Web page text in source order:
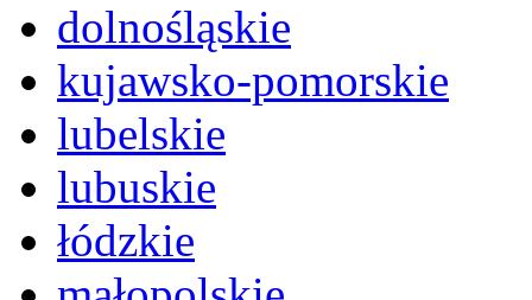
dolnośląskie
kujawsko-pomorskie
lubelskie
lubuskie
łódzkie